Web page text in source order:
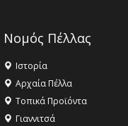
Νομός Πέλλας
Ιστορία
Αρχαία Πέλλα
Τοπικά Προϊόντα
Γιαννιτσά